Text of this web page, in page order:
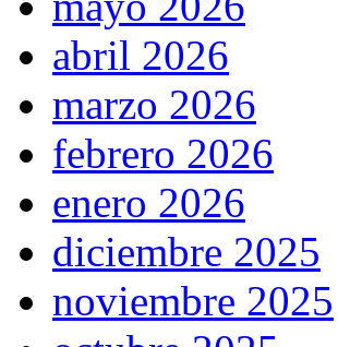
abril 2026
marzo 2026
febrero 2026
enero 2026
diciembre 2025
noviembre 2025